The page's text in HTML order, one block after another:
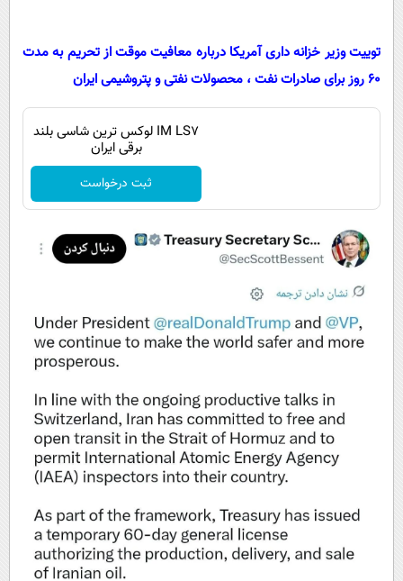
توییت وزیر خزانه داری آمریکا درباره معافیت موقت از تحریم به مدت
60 روز برای صادرات نفت ، محصولات نفتی و پتروشیمی ایران
IM LS7 لوکس ترین شاسی بلند
برقی ایران
ثبت درخواست